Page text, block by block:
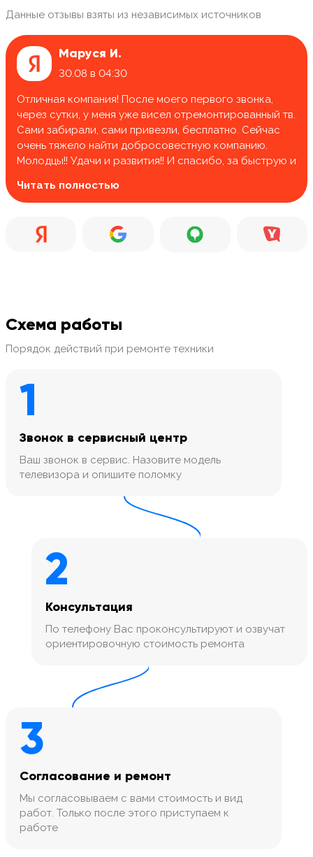
Данные отзывы взяты из независимых источников
Маруся И.
30.08 в 04:30
Отличная компания! После моего первого звонка,
через сутки, у меня уже висел отремонтированный тв.
Сами забирали, сами привезли, бесплатно. Сейчас
очень тяжело найти добросовестную компанию.
Молодцы!! Удачи и развития!! И спасибо, за быструю и
Читать полностью
Схема работы
Порядок действий при ремонте техники
1
Звонок в сервисный центр
Ваш звонок в сервис. Назовите модель
телевизора и опишите поломку
2
Консультация
По телефону Вас проконсультируют и озвучат
ориентировочную стоимость ремонта
3
Согласование и ремонт
Мы согласовываем с вами стоимость и вид
работ. Только после этого приступаем к
работе